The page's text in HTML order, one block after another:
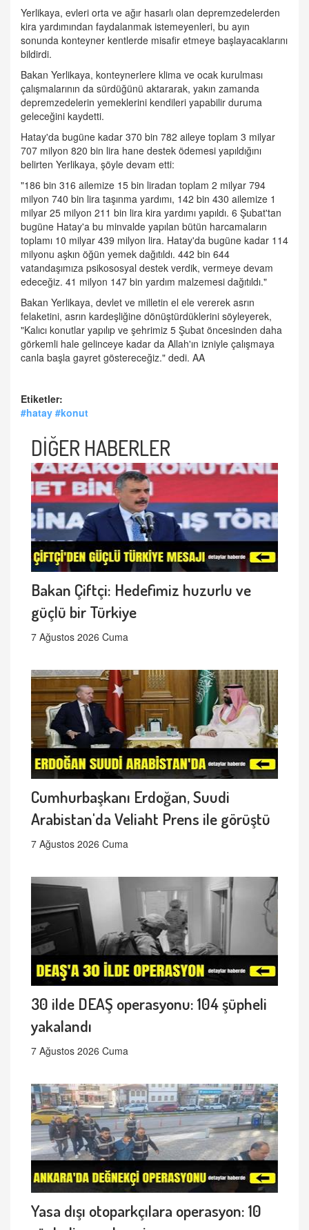
Yerlikaya, evleri orta ve ağır hasarlı olan depremzedelerden
kira yardımından faydalanmak istemeyenleri, bu ayın
sonunda konteyner kentlerde misafir etmeye başlayacaklarını
bildirdi.
Bakan Yerlikaya, konteynerlere klima ve ocak kurulması
çalışmalarının da sürdüğünü aktararak, yakın zamanda
depremzedelerin yemeklerini kendileri yapabilir duruma
geleceğini kaydetti.
Hatay'da bugüne kadar 370 bin 782 aileye toplam 3 milyar
707 milyon 820 bin lira hane destek ödemesi yapıldığını
belirten Yerlikaya, şöyle devam etti:
"186 bin 316 ailemize 15 bin liradan toplam 2 milyar 794
milyon 740 bin lira taşınma yardımı, 142 bin 430 ailemize 1
milyar 25 milyon 211 bin lira kira yardımı yapıldı. 6 Şubat'tan
bugüne Hatay'a bu minvalde yapılan bütün harcamaların
toplamı 10 milyar 439 milyon lira. Hatay'da bugüne kadar 114
milyonu aşkın öğün yemek dağıtıldı. 442 bin 644
vatandaşımıza psikososyal destek verdik, vermeye devam
edeceğiz. 41 milyon 147 bin yardım malzemesi dağıtıldı."
Bakan Yerlikaya, devlet ve milletin el ele vererek asrın
felaketini, asrın kardeşliğine dönüştürdüklerini söyleyerek,
"Kalıcı konutlar yapılıp ve şehrimiz 5 Şubat öncesinden daha
görkemli hale gelinceye kadar da Allah'ın izniyle çalışmaya
canla başla gayret göstereceğiz." dedi. AA
Etiketler:
#hatay #konut
DİĞER HABERLER
Bakan Çiftçi: Hedefimiz huzurlu ve
güçlü bir Türkiye
7 Ağustos 2026 Cuma
Cumhurbaşkanı Erdoğan, Suudi
Arabistan'da Veliaht Prens ile görüştü
7 Ağustos 2026 Cuma
30 ilde DEAŞ operasyonu: 104 şüpheli
yakalandı
7 Ağustos 2026 Cuma
Yasa dışı otoparkçılara operasyon: 10